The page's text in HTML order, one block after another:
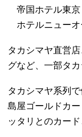
帝国ホテル東京
ホテルニューオ
タカシマヤ直営
グなど、一部タ
タカシマヤ系列
島屋ゴールドカ
ッタリとのカード